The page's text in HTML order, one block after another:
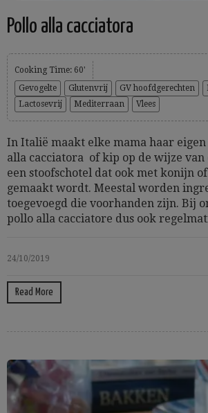
Pollo alla cacciatora
Cooking Time: 60'
Gevogelte
Glutenvrij GV hoofdgerechten
Lactosevrij
Mediterraan Vlees
In Italië maakt elke mama haar
alla cacciatora of kip op de wijze
een stoofschotel dat ook met konijn
gemaakt wordt. Meestal worden
toegevoegd die voorhanden zijn. Bij
pollo alla cacciatore dus ook
24/10/2019
Read More